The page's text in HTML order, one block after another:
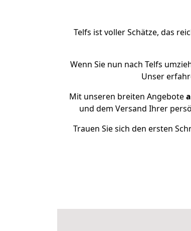
Telfs ist voller Schätze, das
Wenn Sie nun nach Telfs
Unser
Mit unseren breiten Angebote
und dem Versand Ihrer
Trauen Sie sich den ersten